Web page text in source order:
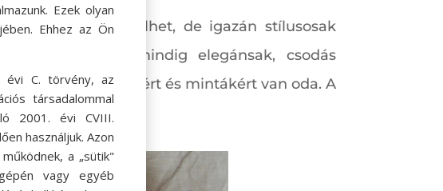
amiben tündökölhet, de igazán stílusosak
szettek is mindig elegánsak, csodás
a merész színekért és mintákért van oda. A
Ezek olyan
Ehhez az Ön
évi C. törvény, az
társadalommal
2001. évi CVIII.
használjuk. Azon
a „sütik"
vagy egyéb